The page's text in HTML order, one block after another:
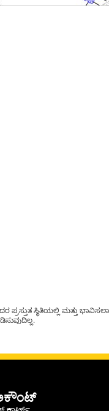
ಸ್ಥಿತಿಯಲ್ಲಿ ಮತ್ತು